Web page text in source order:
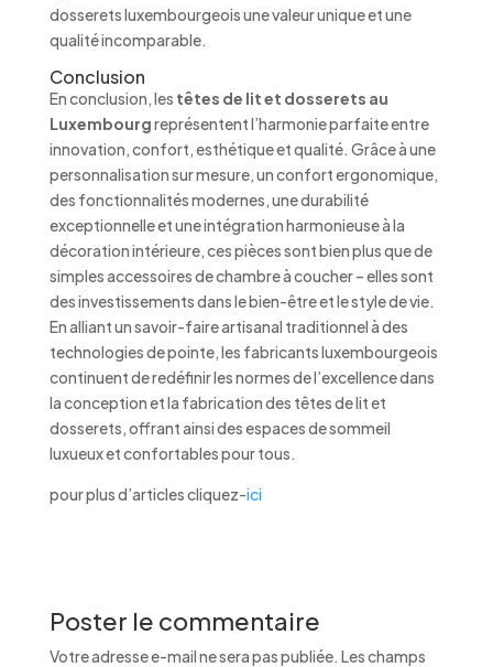
dosserets luxembourgeois une valeur unique et une
qualité incomparable.
Conclusion
En conclusion, les têtes de lit et dosserets au
Luxembourgreprésentent l’harmonie parfaite entre
innovation, confort, esthétique et qualité. Grâce à une
personnalisation sur mesure, un confort ergonomique,
des fonctionnalités modernes, une durabilité
exceptionnelle et une intégration harmonieuse à la
décoration intérieure, ces pièces sont bien plus que de
simples accessoires de chambre à coucher – elles sont
des investissements dans le bien-être et le style de vie.
En alliant un savoir-faire artisanal traditionnel à des
technologies de pointe, les fabricants luxembourgeois
continuent de redéfinir les normes de l’excellence dans
la conception et la fabrication des têtes de lit et
dosserets, offrant ainsi des espaces de sommeil
luxueux et confortables pour tous.
pour plus d’articles cliquez-ici
Poster le commentaire
Votre adresse e-mail ne sera pas publiée. Les champs